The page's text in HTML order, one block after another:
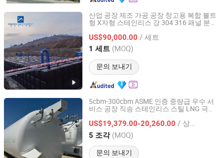
산업 공장 제조 가공 공장 창고용 복합 볼트
형 X자형 스테인리스 강 304 316 패널 분
US$90,000.00 / 세트
1 세트 (MOQ)
문의 보내기
Jiangsu Mingxing Water Supply Equipment Co., Ltd
Jiangsu, China 이후 2026
5cbm-300cbm ASME 인증 중량급 우수 서
비스 공장 직송 스테인리스 스틸 LNG 극저
탄소강
US$19,379.00-20,260.00 / 상품
5 조각 (MOQ)
문의 보내기
Hebei Hongrui Xiangtong Heavy Industry Co., Ltd.
Hebei, China 이후 2026